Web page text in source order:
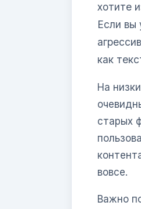
хотите
Если вы
как
На
старых
вовсе.
Важно